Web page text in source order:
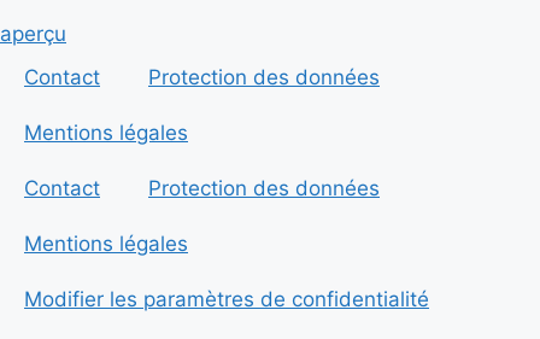
aperçu
Contact
Protection des données
Mentions légales
Contact Protection des données
Mentions légales
Modifier les paramètres de confidentialité